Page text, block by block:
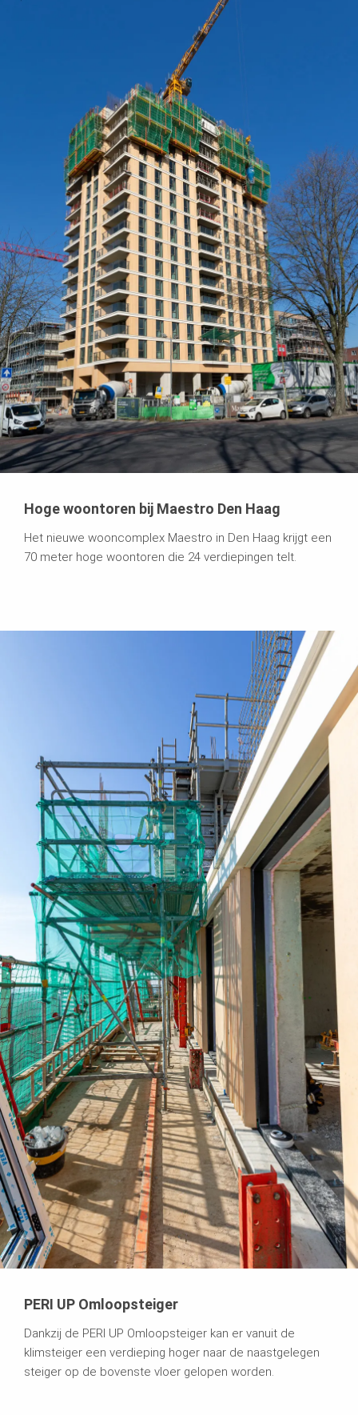
Hoge woontoren bij Maestro Den Haag
Het nieuwe wooncomplex Maestro in Den Haag krijgt een
70 meter hoge woontoren die 24 verdiepingen telt.
PERI UP Omloopsteiger
Dankzij de PERI UP Omloopsteiger kan er vanuit de
klimsteiger een verdieping hoger naar de naastgelegen
steiger op de bovenste vloer gelopen worden.